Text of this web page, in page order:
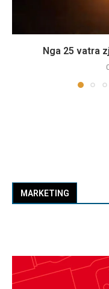
Nga 25 vatra
MARKETING